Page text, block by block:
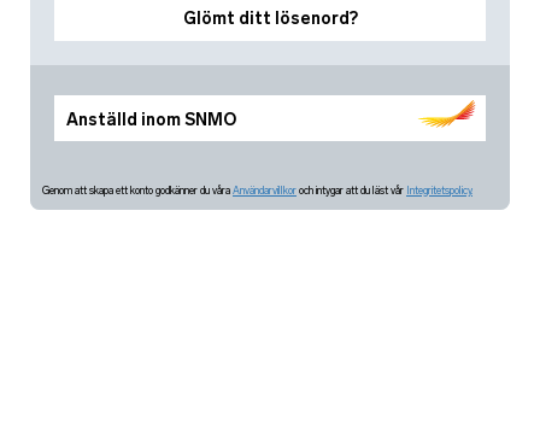
Anställd inom SNMO
Glömt ditt lösenord?
Genom att skapa ett konto godkänner du våra Användarvillkor och intygar att du läst vår Integritetspolicy.